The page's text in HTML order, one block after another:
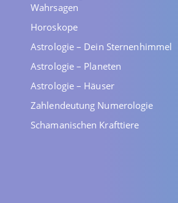
Wahrsagen
Horoskope
Astrologie – Dein Sternenhimmel
Astrologie – Planeten
Astrologie – Häuser
Zahlendeutung Numerologie
Schamanischen Krafttiere